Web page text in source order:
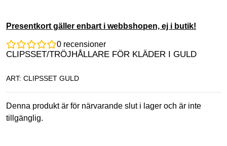
Presentkort gäller enbart i webbshopen, ej i butik!
0 recensioner
CLIPSSET/TRÖJHÅLLARE FÖR KLÄDER I GULD
ART: CLIPSSET GULD
Denna produkt är för närvarande slut i lager och är inte
tillgänglig.